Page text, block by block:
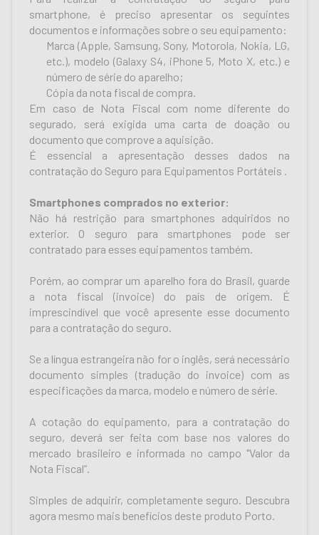
smartphone, é preciso apresentar os seguintes
documentos e informações sobre o seu equipamento:
Marca (Apple, Samsung, Sony, Motorola, Nokia, LG,
etc.), modelo (Galaxy S4, iPhone 5, Moto X, etc.) e
número de série do aparelho;
Cópia da nota fiscal de compra.
Em caso de Nota Fiscal com nome diferente do
segurado, será exigida uma carta de doação ou
documento que comprove a aquisição.
É essencial a apresentação desses dados na
contratação do Seguro para Equipamentos Portáteis .
Smartphones comprados no exterior:
Não há restrição para smartphones adquiridos no
exterior. O seguro para smartphones pode ser
contratado para esses equipamentos também.
Porém, ao comprar um aparelho fora do Brasil, guarde
a nota fiscal (invoice) do país de origem. É
imprescindível que você apresente esse documento
para a contratação do seguro.
Se a língua estrangeira não for o inglês, será necessário
documento simples (tradução do invoice) com as
especificações da marca, modelo e número de série.
A cotação do equipamento, para a contratação do
seguro, deverá ser feita com base nos valores do
mercado brasileiro e informada no campo "Valor da
Nota Fiscal”.
Simples de adquirir, completamente seguro. Descubra
agora mesmo mais benefícios deste produto Porto.